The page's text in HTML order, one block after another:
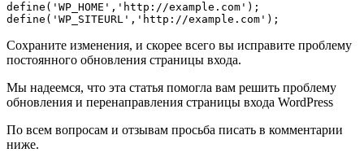
define('WP_HOME','http://example.com');
Сохраните изменения, и скорее всего вы исправите проблему
постоянного обновления страницы входа.
Мы надеемся, что эта статья помогла вам решить проблему
обновления и перенаправления страницы входа WordPress
По всем вопросам и отзывам просьба писать в комментарии
ниже.